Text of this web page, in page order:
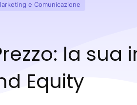
e Comunicazione
la sua
Equity